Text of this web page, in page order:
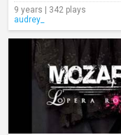
9 years | 342 plays
audrey_